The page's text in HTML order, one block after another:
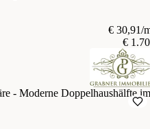
€ 30,91/
€
- Moderne Doppelhaushälfte im